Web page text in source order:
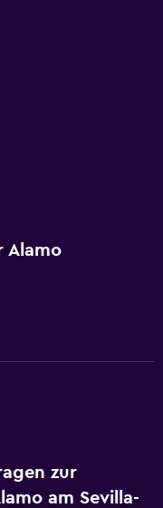
Alamo
zur
am Sevilla-